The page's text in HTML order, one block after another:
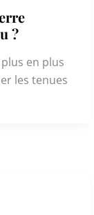
?
en plus
les tenues